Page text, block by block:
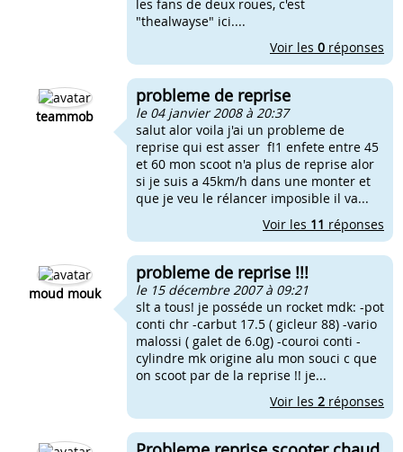
les fans de deux roues, c'est
"thealwayse" ici....
Voir les 0 réponses
teammob
probleme de reprise
le 04 janvier 2008 à 20:37
salut alor voila j'ai un probleme de
reprise qui est asser f!1 enfete entre 45
et 60 mon scoot n'a plus de reprise alor
si je suis a 45km/h dans une monter et
que je veu le rélancer imposible il va...
Voir les 11 réponses
moud mouk
probleme de reprise !!!
le 15 décembre 2007 à 09:21
slt a tous! je posséde un rocket mdk: -pot
conti chr -carbut 17.5 ( gicleur 88) -vario
malossi ( galet de 6.0g) -couroi conti -
cylindre mk origine alu mon souci c que
on scoot par de la reprise !! je...
Voir les 2 réponses